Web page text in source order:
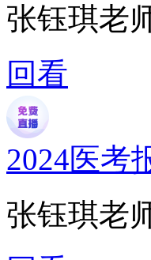
张钰琪老
回看
2024医考
张钰琪老